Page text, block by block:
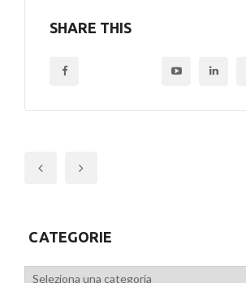
SHARE THIS
CATEGORIE
Categorie